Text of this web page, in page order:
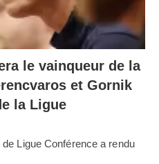
le vainqueur de la
et Gornik
la Ligue
Ligue Conférence a rendu